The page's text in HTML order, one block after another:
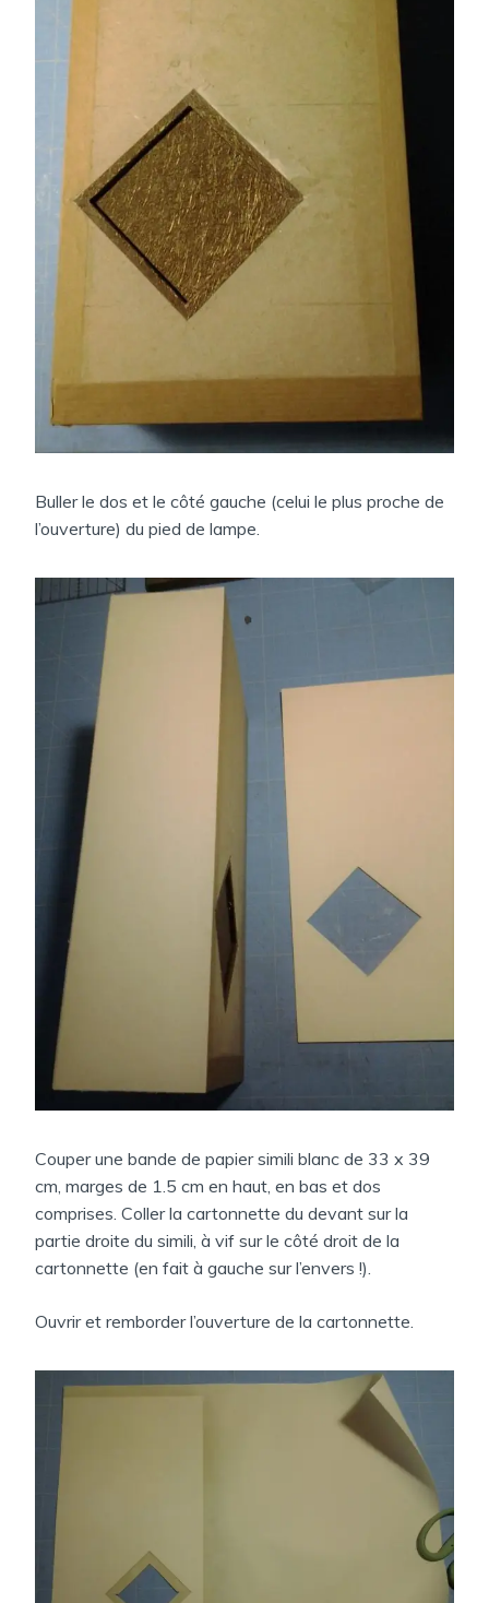
Buller le dos et le côté gauche (celui le plus proche de
l’ouverture) du pied de lampe.
Couper une bande de papier simili blanc de 33 x 39
cm, marges de 1.5 cm en haut, en bas et dos
comprises. Coller la cartonnette du devant sur la
partie droite du simili, à vif sur le côté droit de la
cartonnette (en fait à gauche sur l’envers !).
Ouvrir et remborder l’ouverture de la cartonnette.